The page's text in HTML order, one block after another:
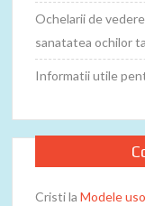
Ochelarii de
sanatatea ochilor
Informatii utile
CristilaModele